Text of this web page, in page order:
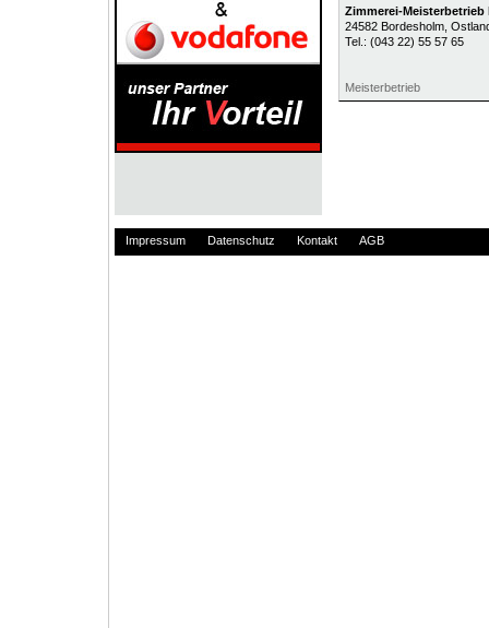
Zimmerei-
24582 Bordesholm,
Tel.: (043 22) 55 57 65
Meisterbetrieb
Impressum Datenschutz Kontakt AGB